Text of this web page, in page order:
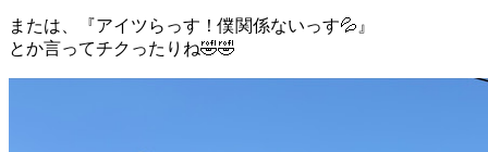
または、『アイツらっす！僕関係ないっす💦』
とか言ってチクったりね🤣🤣